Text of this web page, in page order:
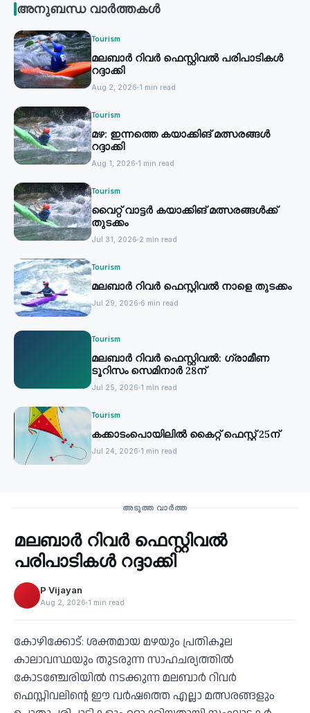
അനുബന്ധ വാർത്തകൾ
Tourism
മലബാർ റിവർ ഫെസ്റ്റിവൽ പരിപാടികൾ
റദ്ദാക്കി
Aug 2, 2026 1 min read
Tourism
മഴ: ഇന്നത്തെ കയാക്കിങ് മത്സരങ്ങൾ
റദ്ദാക്കി
Aug 1, 2026 1 min read
Tourism
വൈറ്റ് വാട്ടര്‍ കയാക്കിങ് മത്സരങ്ങള്‍ക്ക്
തുടക്കം
Jul 31, 2026 2 min read
Tourism
മലബാർ റിവർ ഫെസ്റ്റിവൽ നാളെ തുടക്കം
Jul 29, 2026 6 min read
Tourism
മലബാര്‍ റിവര്‍ ഫെസ്റ്റിവല്‍: ഗ്രാമീണ
ടൂറിസം സെമിനാര്‍ 28ന്
Jul 25, 2026 1 min read
Tourism
കക്കാടംപൊയിലില്‍ കൈറ്റ് ഫെസ്റ്റ് 25ന്
Jul 24, 2026 1 min read
അടുത്ത വാർത്ത
‹
മലബാർ റിവർ ഫെസ്റ്റിവൽ
പരിപാടികൾ റദ്ദാക്കി
P Vijayan
Aug 2, 2026 1 min read
കോഴിക്കോട്: ശക്തമായ മഴയും പ്രതികൂല
കാലാവസ്ഥയും തുടരുന്ന സാഹചര്യത്തിൽ
കോടഞ്ചേരിയിൽ നടക്കുന്ന മലബാർ റിവർ
ഫെസ്റ്റിവലിന്റെ ഈ വർഷത്തെ എല്ലാ മത്സരങ്ങളും